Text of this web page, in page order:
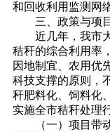
和回收利用监测网
三、政策与项目
近几年，我市大
秸秆的综合利用率
因地制宜、农用优
科技支撑的原则，
秆肥料化、饲料化
实施全市秸秆处理
（一）项目带动